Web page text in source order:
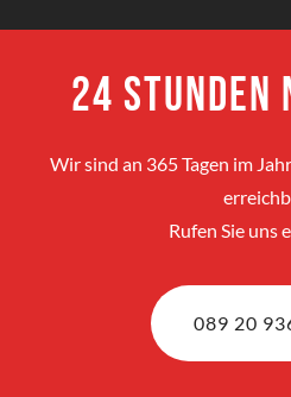
24
Wir sind an 365 Tagen im
Rufen Sie uns
089 20